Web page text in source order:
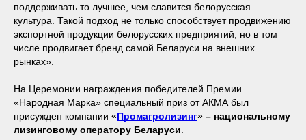
поддерживать то лучшее, чем славится белорусская
культура. Такой подход не только способствует продвижению
экспортной продукции белорусских предприятий, но в том
числе продвигает бренд самой Беларуси на внешних
рынках».
На Церемонии награждения победителей Премии
«Народная Марка» специальный приз от АКМА был
присужден компании «Промагролизинг» – национальному
лизинговому оператору Беларуси